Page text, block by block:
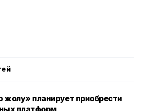
планирует приобрести